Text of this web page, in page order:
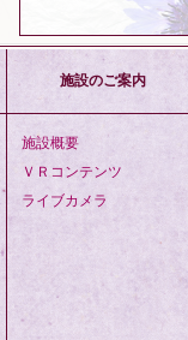
施設のご案内
施設概要
ＶＲコンテンツ
ライブカメラ